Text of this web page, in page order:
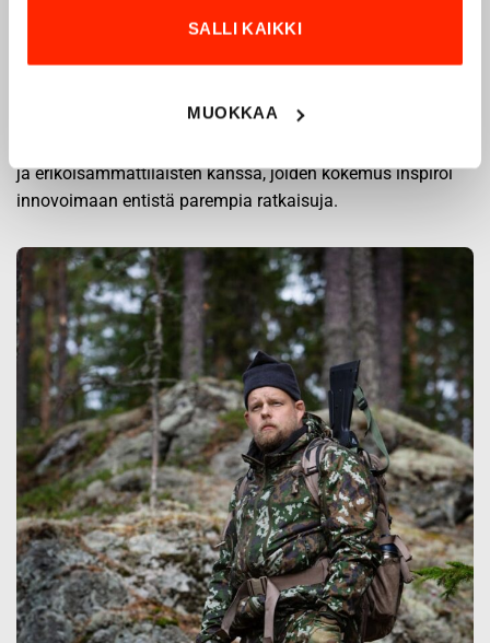
SALLI KAIKKI
MUOKKAA
ulkoiluvaatetukseen erikoistunut yritys, joka on toiminut
vuodesta 1975.Origoprovalmistaa laadukkaita vaatteita,
puolustusvoimien ja poliisin sopimusvalmistajana.
ja erikoisammattilaisten kanssa, joiden kokemus inspiroi
innovoimaan entistä parempia ratkaisuja.